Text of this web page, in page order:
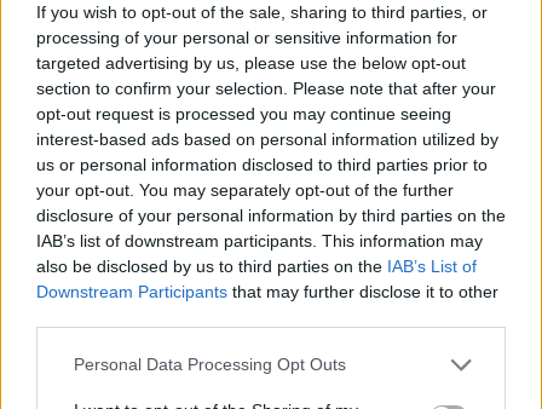
If you wish to opt-out of the sale, sharing to third parties, or
processing of your personal or sensitive information for
targeted advertising by us, please use the below opt-out
section to confirm your selection. Please note that after your
opt-out request is processed you may continue seeing
interest-based ads based on personal information utilized by
us or personal information disclosed to third parties prior to
your opt-out. You may separately opt-out of the further
disclosure of your personal information by third parties on the
IAB’s list of downstream participants. This information may
also be disclosed by us to third parties on the IAB’s List of
Downstream Participants that may further disclose it to other
Personal Data Processing Opt Outs
hírmix
Rohamtempóban kellene
felgyorsítania az államnak az
energiatároló kapacitását, ha nem
akar blackoutot a közeljövőben.
Románia légtere felől érkező drón
robbant fel Bulgáriában, nem
messze a határtól.